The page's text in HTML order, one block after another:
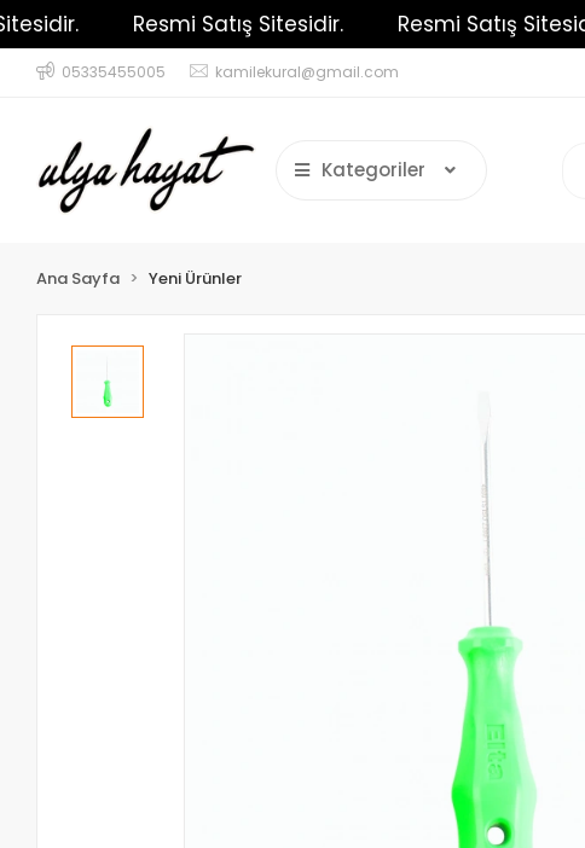
Resmi Satış Sitesidir. Resmi Satış Sitesidir.
05335455005 kamilekural@gmail.com
Kategoriler
Ana Sayfa Yeni Ürünler